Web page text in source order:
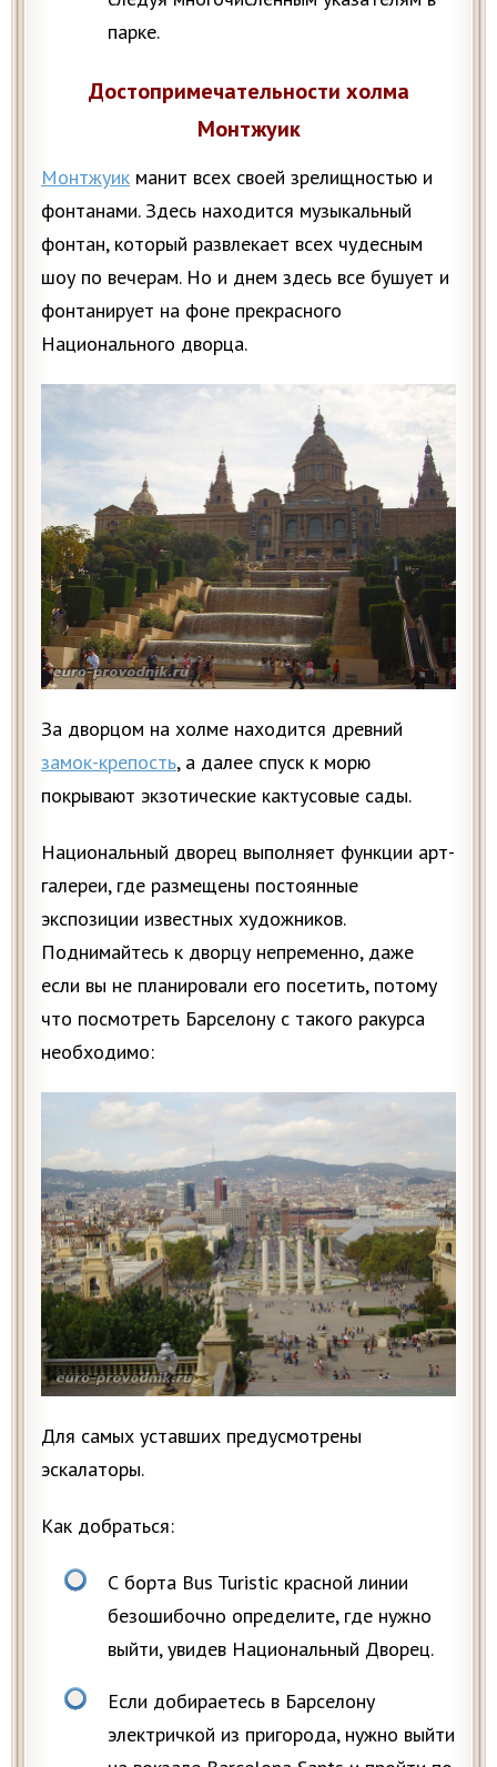
парке.
Достопримечательности холма
Монтжуик
Монтжуик манит всех своей зрелищностью и
фонтанами. Здесь находится музыкальный
фонтан, который развлекает всех чудесным
шоу по вечерам. Но и днем здесь все бушует и
фонтанирует на фоне прекрасного
Национального дворца.
За дворцом на холме находится древний
замок-крепость, а далее спуск к морю
покрывают экзотические кактусовые сады.
Национальный дворец выполняет функции арт-
галереи, где размещены постоянные
экспозиции известных художников.
Поднимайтесь к дворцу непременно, даже
если вы не планировали его посетить, потому
что посмотреть Барселону с такого ракурса
необходимо:
Для самых уставших предусмотрены
эскалаторы.
Как добраться:
С борта Bus Turistic красной линии
безошибочно определите, где нужно
выйти, увидев Национальный Дворец.
Если добираетесь в Барселону
электричкой из пригорода, нужно выйти